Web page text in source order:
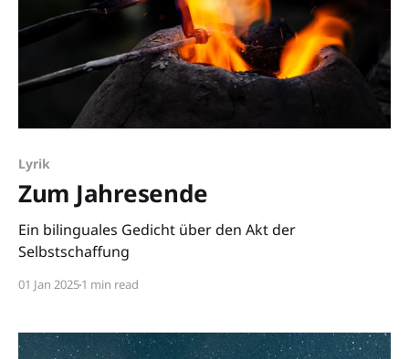
Lyrik
Zum Jahresende
Ein bilinguales Gedicht über den Akt der
Selbstschaffung
01 Jan 20251 min read